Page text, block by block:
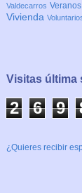
Valdecarros
Vivienda
Visitas última
2 6 9
¿Quieres recibir